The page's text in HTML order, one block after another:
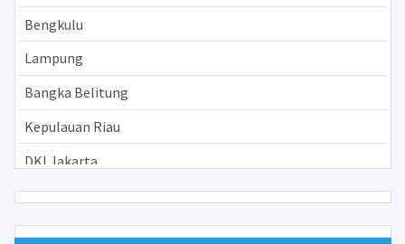
Bengkulu
Lampung
Bangka Belitung
Kepulauan Riau
DKI Jakarta
Jawa Barat
Jawa Tengah